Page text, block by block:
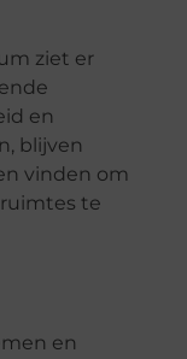
ziet er
en
blijven
vinden om
te
en